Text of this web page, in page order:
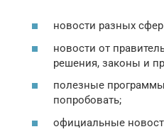
новости разных
новости от
решения, законы и
полезные
попробовать;
официальные